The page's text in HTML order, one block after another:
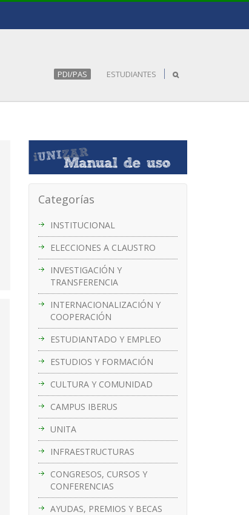
PDI/PAS ESTUDIANTES
Categorías
INSTITUCIONAL
ELECCIONES A CLAUSTRO
INVESTIGACIÓN Y
TRANSFERENCIA
INTERNACIONALIZACIÓN Y
COOPERACIÓN
ESTUDIANTADO Y EMPLEO
ESTUDIOS Y FORMACIÓN
CULTURA Y COMUNIDAD
CAMPUS IBERUS
UNITA
INFRAESTRUCTURAS
CONGRESOS, CURSOS Y
CONFERENCIAS
AYUDAS, PREMIOS Y BECAS